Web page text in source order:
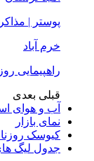
پوستر | مذاکره
خرم آباد
راهپیمایی روز
قبلیبعدی
آب و هوای
نمای بازار
کیوسک روزنامه
جدول لیگ های